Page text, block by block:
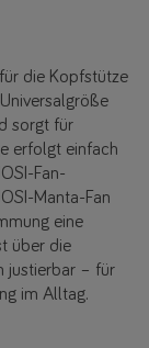
die Kopfstütze
sorgt für
erfolgt einfach
Fan-
Manta-Fan
eine
über die
justierbar – für
im Alltag.